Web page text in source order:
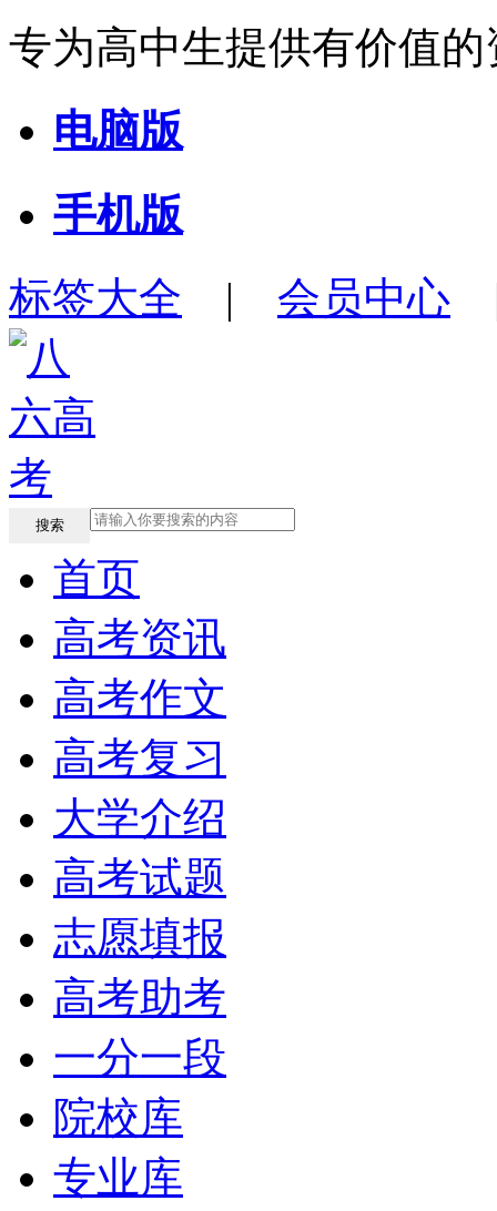
专为高中生提供有价值的
电脑版
手机版
标签大全 | 会员中心
搜索
首页
高考资讯
高考作文
高考复习
大学介绍
高考试题
志愿填报
高考助考
一分一段
院校库
专业库